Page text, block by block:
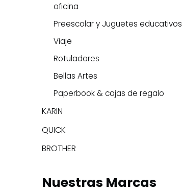
oficina
Preescolar y Juguetes educativos
Viaje
Rotuladores
Bellas Artes
Paperbook & cajas de regalo
KARIN
QUICK
BROTHER
Nuestras Marcas